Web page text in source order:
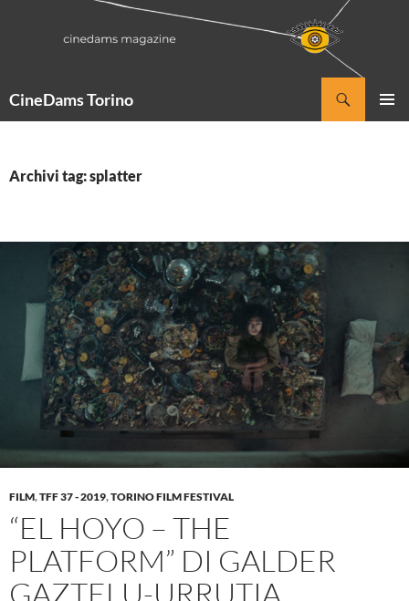
CineDams Torino
Archivi tag: splatter
FILM,TFF 37 - 2019,TORINO FILM FESTIVAL
“EL HOYO – THE
PLATFORM” DI GALDER
GAZTELU-URRUTIA